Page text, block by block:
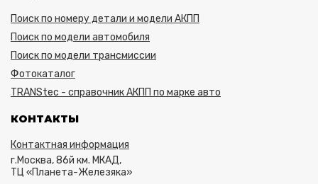
Поиск по номеру детали и модели АКПП
Поиск по модели автомобиля
Поиск по модели трансмиссии
Фотокаталог
TRANStec - справочник АКПП по марке авто
КОНТАКТЫ
Контактная информация
г.Москва, 86й км. МКАД,
ТЦ «Планета-Железяка»